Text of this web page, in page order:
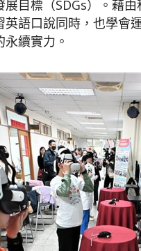
目標（SDGs）。藉
語口說同時，也學會
續實力。